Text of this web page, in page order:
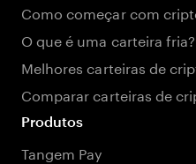
Como começar com
O que é uma carteira fria?
Melhores carteiras de
Comparar carteiras de
Produtos
Tangem Pay